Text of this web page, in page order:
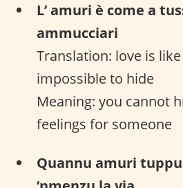
L’ amuri è come a
ammucciari
Translation: love is
impossible to hide
Meaning: you cannot
feelings for someone
Quannu amuri